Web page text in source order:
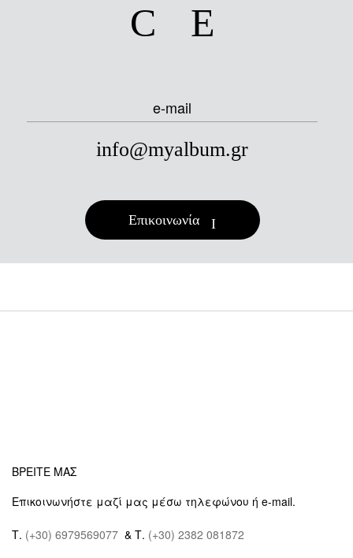
e-mail
info@myalbum.gr
Επικοινωνία
ΒΡΕΙΤΕ ΜΑΣ
Επικοινωνήστε μαζί μας μέσω τηλεφώνου ή e-mail.
Τ. (+30) 6979569077 & Τ. (+30) 2382 081872